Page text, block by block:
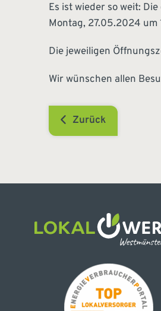
Es ist wieder so weit:
Montag, 27.05.2024 um
Die jeweiligen
Wir wünschen allen
Zurück